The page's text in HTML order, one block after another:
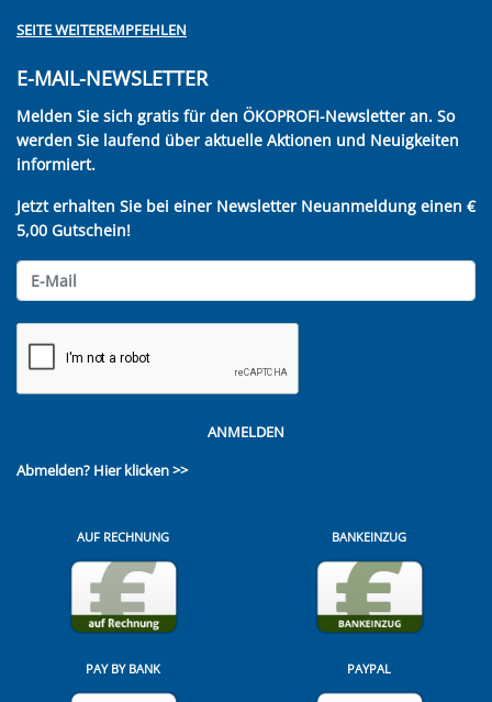
SEITE WEITEREMPFEHLEN
E-MAIL-NEWSLETTER
Melden Sie sich gratis für den ÖKOPROFI-Newsletter an. So
werden Sie laufend über aktuelle Aktionen und Neuigkeiten
informiert.
Jetzt erhalten Sie bei einer Newsletter Neuanmeldung einen €
5,00 Gutschein!
ANMELDEN
Abmelden? Hier klicken >>
AUF RECHNUNG BANKEINZUG
PAY BY BANK PAYPAL